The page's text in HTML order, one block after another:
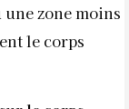
zone moins
le corps